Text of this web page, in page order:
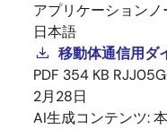
アプリケーションノ
日本語
移動体通信用ダ
PDF 354 KB
2月28日
AI生成コンテンツ: